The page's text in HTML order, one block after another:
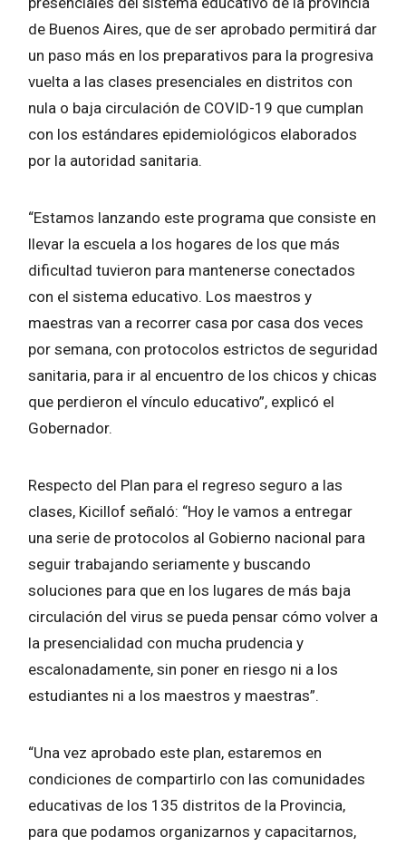
de Buenos Aires, que de ser aprobado permitirá dar
un paso más en los preparativos para la progresiva
vuelta a las clases presenciales en distritos con
nula o baja circulación de COVID-19 que cumplan
con los estándares epidemiológicos elaborados
por la autoridad sanitaria.
“Estamos lanzando este programa que consiste en
llevar la escuela a los hogares de los que más
dificultad tuvieron para mantenerse conectados
con el sistema educativo. Los maestros y
maestras van a recorrer casa por casa dos veces
por semana, con protocolos estrictos de seguridad
sanitaria, para ir al encuentro de los chicos y chicas
que perdieron el vínculo educativo”, explicó el
Gobernador.
Respecto del Plan para el regreso seguro a las
clases, Kicillof señaló: “Hoy le vamos a entregar
una serie de protocolos al Gobierno nacional para
seguir trabajando seriamente y buscando
soluciones para que en los lugares de más baja
circulación del virus se pueda pensar cómo volver a
la presencialidad con mucha prudencia y
escalonadamente, sin poner en riesgo ni a los
estudiantes ni a los maestros y maestras”.
“Una vez aprobado este plan, estaremos en
condiciones de compartirlo con las comunidades
educativas de los 135 distritos de la Provincia,
para que podamos organizarnos y capacitarnos,